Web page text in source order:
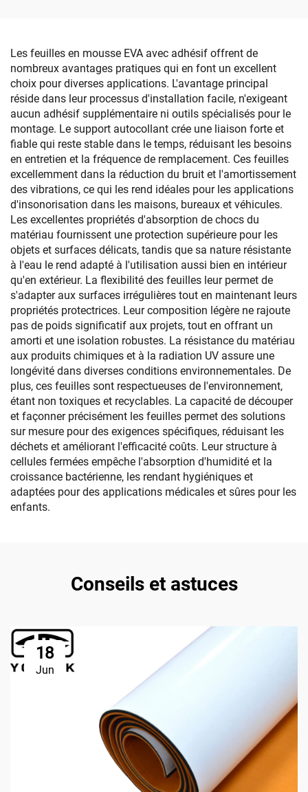
Les feuilles en mousse EVA avec adhésif offrent de
nombreux avantages pratiques qui en font un excellent
choix pour diverses applications. L'avantage principal
réside dans leur processus d'installation facile, n'exigeant
aucun adhésif supplémentaire ni outils spécialisés pour le
montage. Le support autocollant crée une liaison forte et
fiable qui reste stable dans le temps, réduisant les besoins
en entretien et la fréquence de remplacement. Ces feuilles
excellemment dans la réduction du bruit et l'amortissement
des vibrations, ce qui les rend idéales pour les applications
d'insonorisation dans les maisons, bureaux et véhicules.
Les excellentes propriétés d'absorption de chocs du
matériau fournissent une protection supérieure pour les
objets et surfaces délicats, tandis que sa nature résistante
à l'eau le rend adapté à l'utilisation aussi bien en intérieur
qu'en extérieur. La flexibilité des feuilles leur permet de
s'adapter aux surfaces irrégulières tout en maintenant leurs
propriétés protectrices. Leur composition légère ne rajoute
pas de poids significatif aux projets, tout en offrant un
amorti et une isolation robustes. La résistance du matériau
aux produits chimiques et à la radiation UV assure une
longévité dans diverses conditions environnementales. De
plus, ces feuilles sont respectueuses de l'environnement,
étant non toxiques et recyclables. La capacité de découper
et façonner précisément les feuilles permet des solutions
sur mesure pour des exigences spécifiques, réduisant les
déchets et améliorant l'efficacité coûts. Leur structure à
cellules fermées empêche l'absorption d'humidité et la
croissance bactérienne, les rendant hygiéniques et
adaptées pour des applications médicales et sûres pour les
enfants.
Conseils et astuces
18
Jun